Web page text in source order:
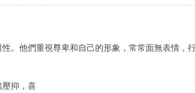
。他們重視尊卑和自己的形象，常常面無表情，
壓抑，喜